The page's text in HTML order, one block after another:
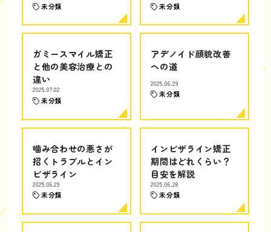
未分類 未分類
ガミースマイル矯正
と他の美容治療との
違い
2025.07.02
未分類
アデノイド顔貌改善
への道
2025.06.29
未分類
噛み合わせの悪さが
招くトラブルとイン
ビザライン
2025.06.29
未分類
インビザライン矯正
期間はどれくらい？
目安を解説
2025.06.28
未分類